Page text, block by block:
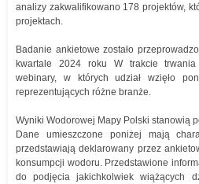
analizy zakwalifikowano 178 projektów,
projektach.
Badanie ankietowe zostało
kwartale 2024 roku W trakcie
webinary, w których udział wzięło
reprezentujących różne branże.
Wyniki Wodorowej Mapy Polski stanowią
Dane umieszczone poniżej mają
przedstawiają deklarowany przez
konsumpcji wodoru. Przedstawione
do podjęcia jakichkolwiek wiążących